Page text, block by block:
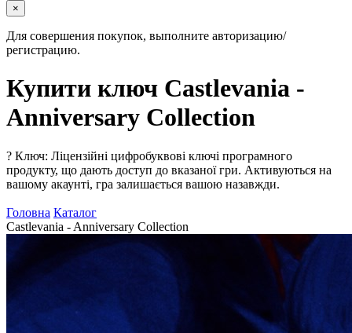
×
Для совершения покупок, выполните авторизацию/
регистрацию.
Купити ключ Castlevania -
Anniversary Collection
? Ключ: Ліцензійні цифробуквові ключі програмного
продукту, що дають доступ до вказаної гри. Активуються на
вашому акаунті, гра залишається вашою назавжди.
Головна Каталог
Castlevania - Anniversary Collection